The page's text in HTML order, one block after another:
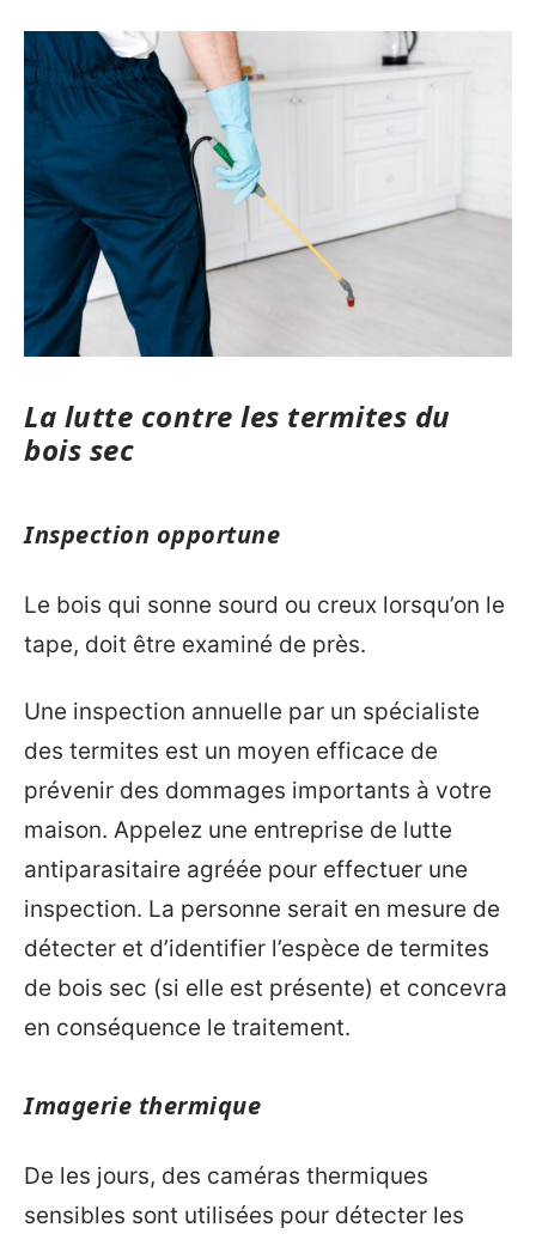
La lutte contre les termites du
bois sec
Inspection opportune
Le bois qui sonne sourd ou creux lorsqu’on le
tape, doit être examiné de près.
Une inspection annuelle par un spécialiste
des termites est un moyen efficace de
prévenir des dommages importants à votre
maison. Appelez une entreprise de lutte
antiparasitaire agréée pour effectuer une
inspection. La personne serait en mesure de
détecter et d’identifier l’espèce de termites
de bois sec (si elle est présente) et concevra
en conséquence le traitement.
Imagerie thermique
De les jours, des caméras thermiques
sensibles sont utilisées pour détecter les